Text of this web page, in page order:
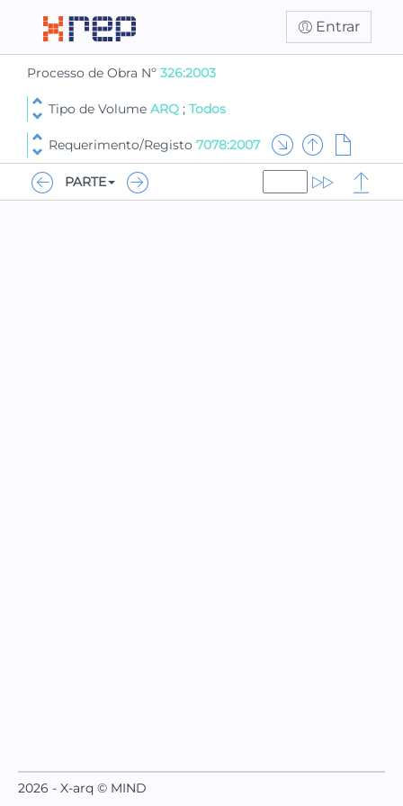
Entrar
Processo de Obra Nº 326:2003
Tipo de Volume ARQ ; Todos
Requerimento/Registo 7078:2007
PARTE
2026 - X-arq © MIND